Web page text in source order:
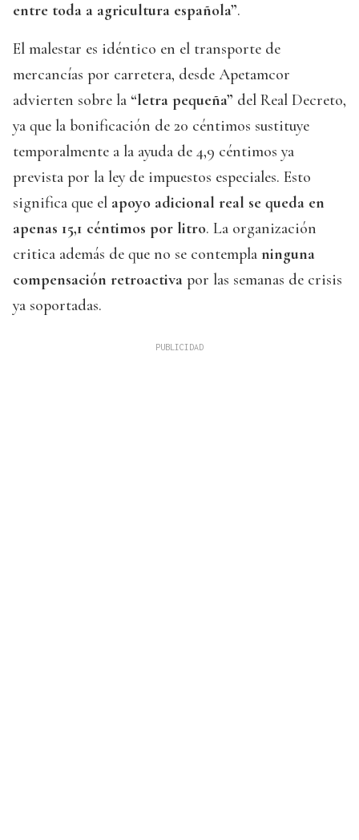
entre toda a agricultura española”.
El malestar es idéntico en el transporte de
mercancías por carretera, desde Apetamcor
advierten sobre la “letra pequeña” del Real Decreto,
ya que la bonificación de 20 céntimos sustituye
temporalmente a la ayuda de 4,9 céntimos ya
prevista por la ley de impuestos especiales. Esto
significa que el apoyo adicional real se queda en
apenas 15,1 céntimos por litro. La organización
critica además de que no se contempla ninguna
compensación retroactiva por las semanas de crisis
ya soportadas.